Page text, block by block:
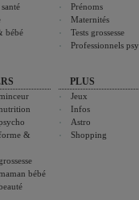
bébé
&
bébé
Prénoms
Maternités
Tests grossesse
Professionnels psy
PLUS
Jeux
Infos
Astro
Shopping